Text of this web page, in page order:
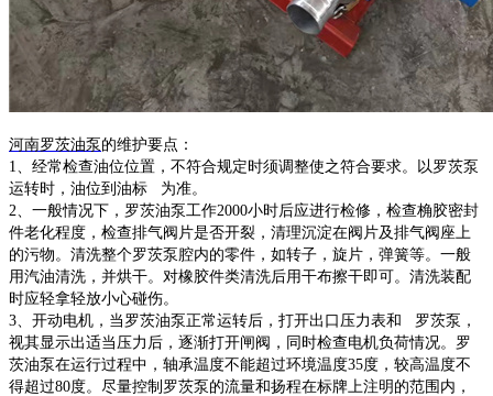
河南罗茨油泵 的维护要点 ：
1、经常检查油位位置，不符合规定时须调整使之符合要求。以罗茨泵
运转时，油位到油标 为准。
2、一般情况下，罗茨油泵工作2000小时后应进行检修，检查桷胶密封
件老化程度，检查排气阀片是否开裂，清理沉淀在阀片及排气阀座上
的污物。清洗整个罗茨泵腔内的零件，如转子，旋片，弹簧等。一般
用汽油清洗，并烘干。对橡胶件类清洗后用干布擦干即可。清洗装配
时应轻拿轻放小心碰伤。
3、开动电机，当罗茨油泵正常运转后，打开出口压力表和 罗茨泵，
视其显示出适当压力后，逐渐打开闸阀，同时检查电机负荷情况。罗
茨油泵在运行过程中，轴承温度不能超过环境温度35度，较高温度不
得超过80度。尽量控制罗茨泵的流量和扬程在标牌上注明的范围内，